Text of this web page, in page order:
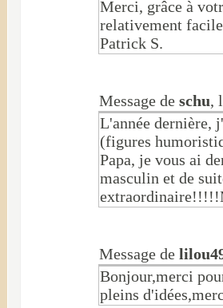
Merci, grâce à
relativement
Patrick S.
Message de schu,
L'année dernière,
(figures
Papa, je vous ai
masculin et de
Message de
Bonjour,merci
pleins